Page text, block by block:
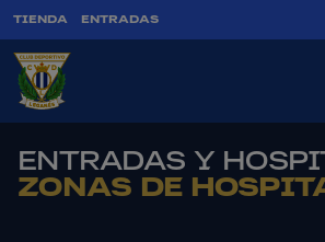
TIENDA ENTRADAS
ZONAS DE
ENTRADAS Y